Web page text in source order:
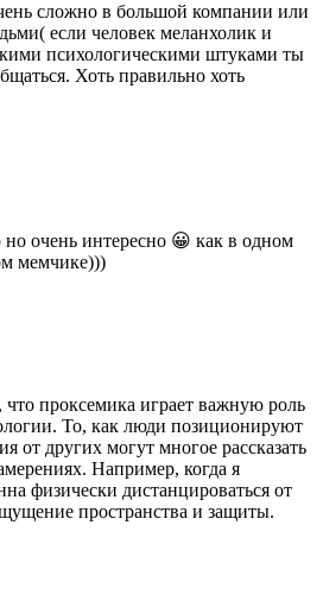
сложно в большой компании или
если человек меланхолик и
психологическими штуками ты
Хоть правильно хоть
очень интересно 😀 как в одном
мемчике)))
что проксемика играет важную роль
То, как люди позиционируют
от других могут многое рассказать
Например, когда я
физически дистанцироваться от
пространства и защиты.